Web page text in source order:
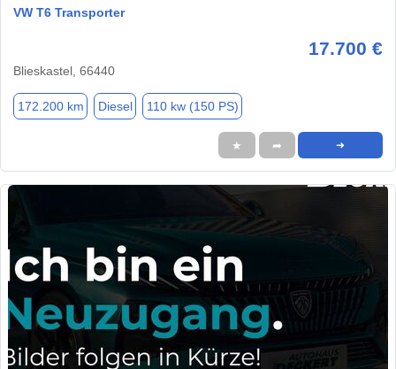
VW T6 Transporter
17.700 €
Blieskastel, 66440
172.200 km Diesel 110 kw (150 PS)
★ ➦ ➜